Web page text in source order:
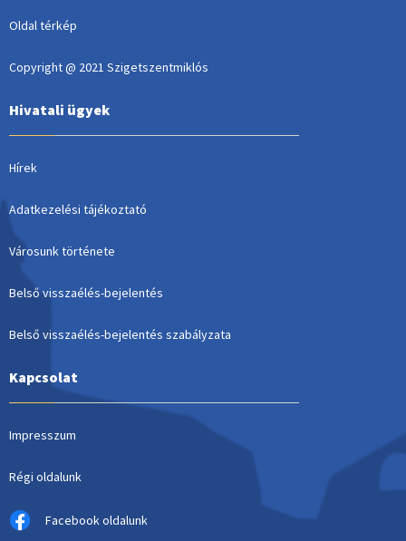
Oldal térkép
Copyright @ 2021 Szigetszentmiklós
Hivatali ügyek
Hírek
Adatkezelési tájékoztató
Városunk története
Belső visszaélés-bejelentés
Belső visszaélés-bejelentés szabályzata
Kapcsolat
Impresszum
Régi oldalunk
Facebook oldalunk